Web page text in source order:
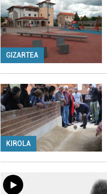
GIZARTEA
KIROLA